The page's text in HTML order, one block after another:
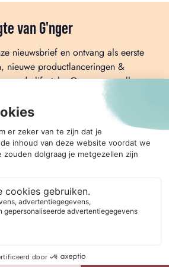
van G'nger
nieuwsbrief en ontvang als eerste
nieuwe productlanceringen &
lifestyle. Geen spam, alleen
in je inbox!